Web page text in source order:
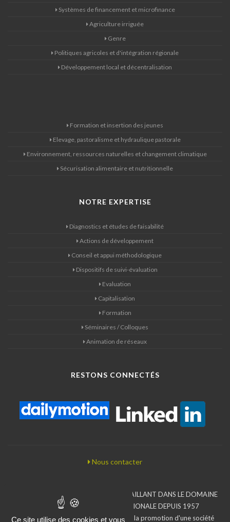
Systèmes de financement et microfinance
Agriculture irriguée
Genre
Politiques agricoles et d'intégration régionale
Développement local et décentralisation
Formation et insertion des jeunes
Elevage, pastoralisme et hydraulique pastorale
Environnement, ressources naturelles et changement climatique
Sécurisation alimentaire et nutritionnelle
NOTRE EXPERTISE
Diagnostics et études de faisabilité
Actions de développement
Conseil et appui méthodologique
Dispositifs de suivi-évaluation
Evaluation
Capitalisation
Formation
Séminaires / Colloques
Animation de réseaux
RESTONS CONNECTÉS
Nous contacter
BUREAU D'ÉTUDES ASSOCIATIF TRAVAILLANT DANS LE DOMAINE
DE LA COOPÉRATION INTERNATIONALE DEPUIS 1957
L'Iram inscrit son action dans le sens de la promotion d'une société
Ce site utilise des cookies et vous